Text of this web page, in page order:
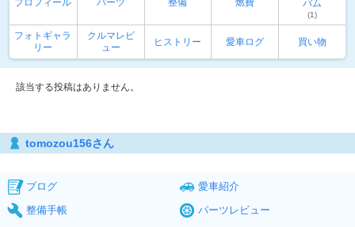
プロフィール パーツ 整備 燃費
バム
(1)
フォトギャラ
リー
クルマレビ
ュー
ヒストリー 愛車ログ 買い物
該当する投稿はありません。
tomozou156さん
ブログ
愛車紹介
整備手帳
パーツレビュー